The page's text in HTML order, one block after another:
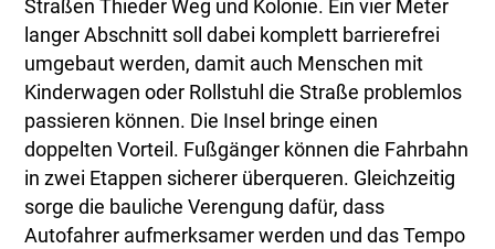
Straßen Thieder Weg und Kolonie. Ein vier Meter
langer Abschnitt soll dabei komplett barrierefrei
umgebaut werden, damit auch Menschen mit
Kinderwagen oder Rollstuhl die Straße problemlos
passieren können. Die Insel bringe einen
doppelten Vorteil. Fußgänger können die Fahrbahn
in zwei Etappen sicherer überqueren. Gleichzeitig
sorge die bauliche Verengung dafür, dass
Autofahrer aufmerksamer werden und das Tempo